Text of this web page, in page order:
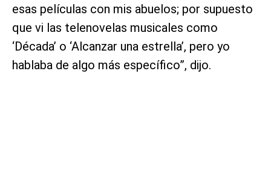
esas películas con mis abuelos; por supuesto
que vi las telenovelas musicales como
‘Década’ o ‘Alcanzar una estrella’, pero yo
hablaba de algo más específico”, dijo.